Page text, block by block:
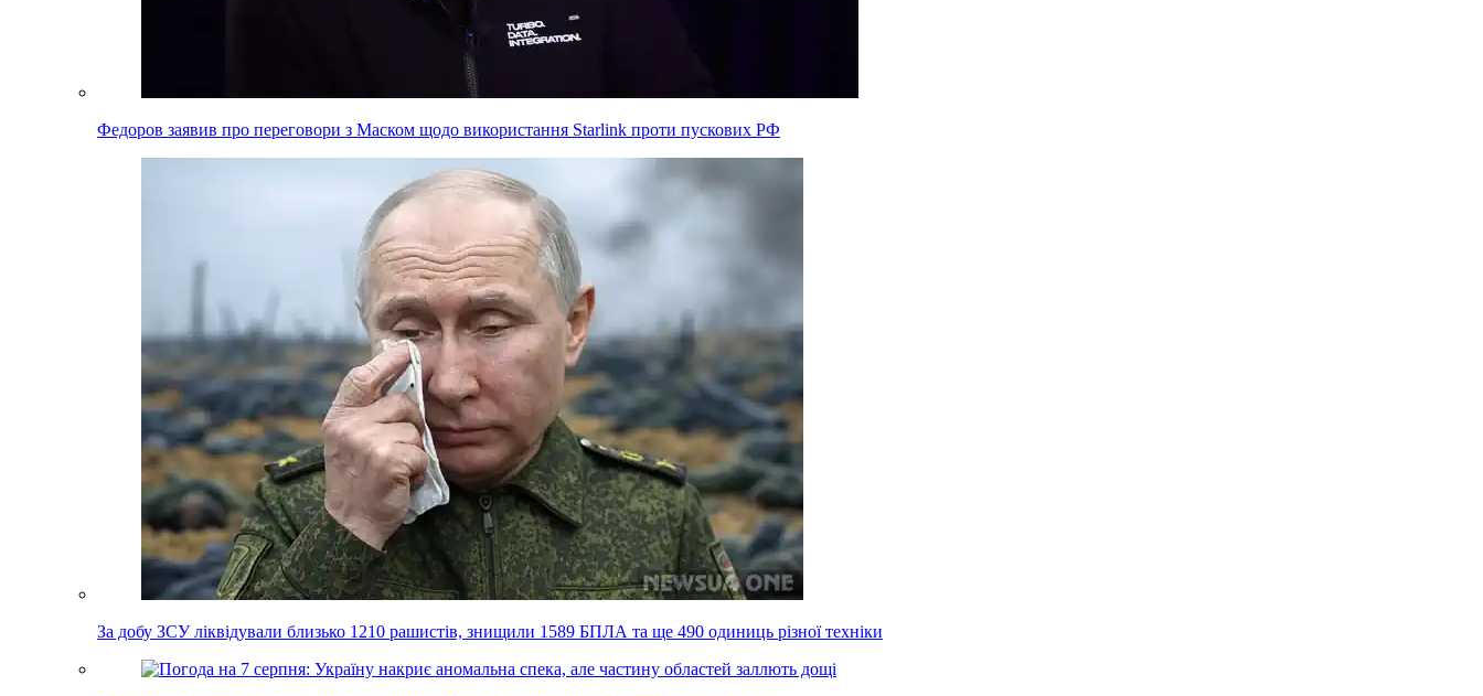
Федоров заявив про переговори з Маском щодо використання Starlink проти пускових РФ
За добу ЗСУ ліквідували близько 1210 рашистів, знищили 1589 БПЛА та ще 490 одиниць різної техніки